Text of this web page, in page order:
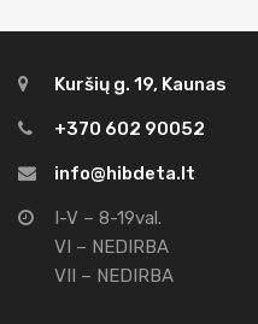
Kuršių g. 19, Kaunas
+370 602 90052
info@hibdeta.lt
I-V – 8-19val.
VI – NEDIRBA
VII – NEDIRBA